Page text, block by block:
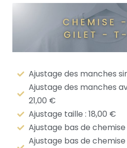
Ajustage des manches
Ajustage des manches
21,00 €
Ajustage taille : 18,00 €
Ajustage bas de chemise
Ajustage bas de